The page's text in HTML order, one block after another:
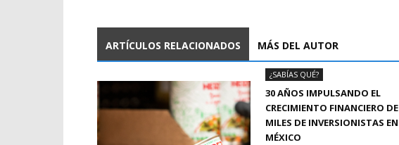
ARTÍCULOS RELACIONADOS MÁS DEL AUTOR
¿SABÍAS QUÉ?
30 AÑOS IMPULSANDO EL
CRECIMIENTO FINANCIERO DE
MILES DE INVERSIONISTAS EN
MÉXICO